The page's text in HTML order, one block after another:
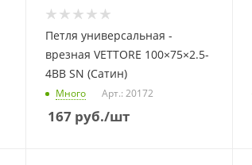
Петля универсальная -
врезная VETTORE 100×75×2.5-
4BB SN (Сатин)
Много Арт.: 20172
167руб./шт